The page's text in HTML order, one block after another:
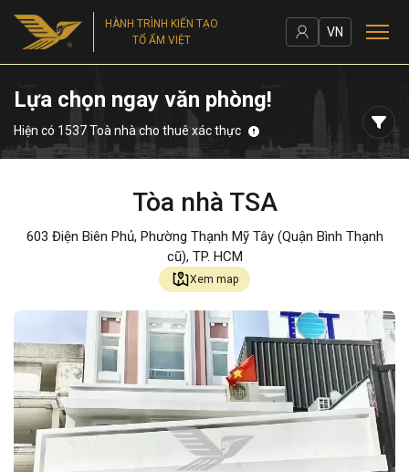
HÀNH TRÌNH KIẾN TẠO
TỔ ẤM VIỆT
VN
Lựa chọn ngay văn phòng!
Hiện có 1537 Toà nhà cho thuê xác thực
Tòa nhà TSA
603 Điện Biên Phủ, Phường Thạnh Mỹ Tây (Quận Bình Thạnh
cũ), TP. HCM
Xem map